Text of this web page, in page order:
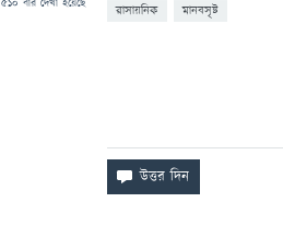
510 বার দেখা হয়েছে রাসায়নিক মানবসৃষ্ট